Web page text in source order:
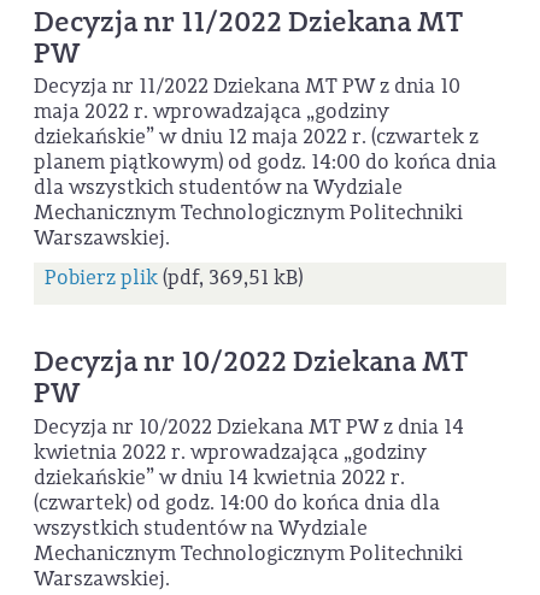
Decyzja nr 11/2022 Dziekana MT
PW
Decyzja nr 11/2022 Dziekana MT PW z dnia 10
maja 2022 r. wprowadzająca „godziny
dziekańskie” w dniu 12 maja 2022 r. (czwartek z
planem piątkowym) od godz. 14:00 do końca dnia
dla wszystkich studentów na Wydziale
Mechanicznym Technologicznym Politechniki
Warszawskiej.
Pobierz plik(pdf, 369,51 kB)
Decyzja nr 10/2022 Dziekana MT
PW
Decyzja nr 10/2022 Dziekana MT PW z dnia 14
kwietnia 2022 r. wprowadzająca „godziny
dziekańskie” w dniu 14 kwietnia 2022 r.
(czwartek) od godz. 14:00 do końca dnia dla
wszystkich studentów na Wydziale
Mechanicznym Technologicznym Politechniki
Warszawskiej.